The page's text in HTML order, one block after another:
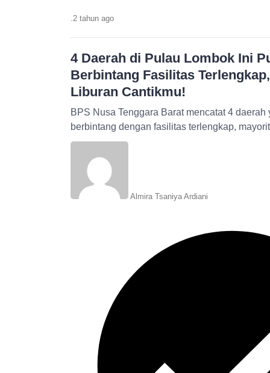
.2 tahun ago
4 Daerah di Pulau Lombok Ini
Berbintang Fasilitas
Liburan Cantikmu!
BPS Nusa Tenggara Barat mencatat 4
berbintang dengan fasilitas terlengkap,
Almira Tsaniya Ardiani